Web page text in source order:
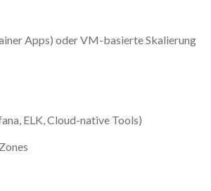
Apps) oder VM-basierte Skalierung
ELK, Cloud-native Tools)